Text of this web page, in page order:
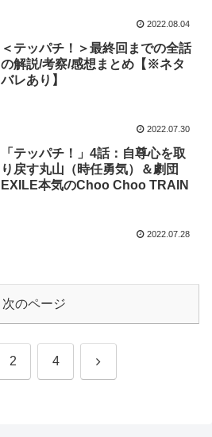
2022.08.04
＜テッパチ！＞最終回までの全話
の解説/考察/感想まとめ【※ネタ
バレあり】
2022.07.30
「テッパチ！」4話：自尊心を取
り戻す丸山（時任勇気）＆劇団
EXILE本気のChoo Choo TRAIN
2022.07.28
次のページ
2 4 次